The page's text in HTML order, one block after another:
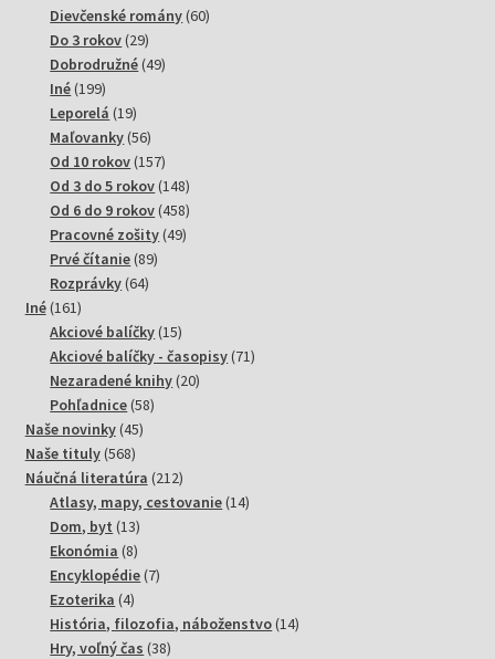
produktov
Dievčenské romány 6060
Do 3 rokov 2929
produktov
Dobrodružné 4949
Iné 199199
produktov
Leporelá 1919
produktov
Maľovanky 5656
produktov
Od 10 rokov 157157
produktov
Od 3 do 5 rokov 148148
produktov
Od 6 do 9 rokov 458458
produktov
Pracovné zošity 4949
Prvé čítanie 8989
Rozprávky 6464
Iné 161161
produktov
Akciové balíčky 1515
produktov
Akciové balíčky - časopisy 7171
Nezaradené knihy 2020
Pohľadnice 5858
Naše novinky 4545
Naše tituly 568568
produktov
Náučná literatúra 212212
produktov
Atlasy, mapy, cestovanie 1414
Dom, byt 1313
produktov
Ekonómia 88
produktov
Encyklopédie 77
Ezoterika 44
produkty
História, filozofia, náboženstvo 1414
Hry, voľný čas 3838